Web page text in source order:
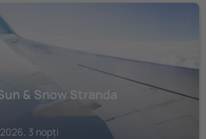
& Snow Stranda
3 nopți